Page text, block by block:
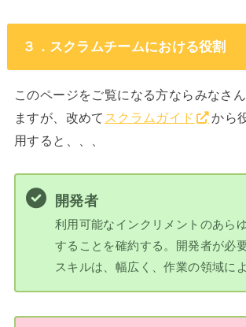
３．スクラムチームにおける役割
このページをご覧になる方ならみなさ
ますが、改めて スクラムガイド
から
用すると、、、
開発者
利用可能なインクリメントのあら
することを確約する。開発者が必
スキルは、幅広く、作業の領域に